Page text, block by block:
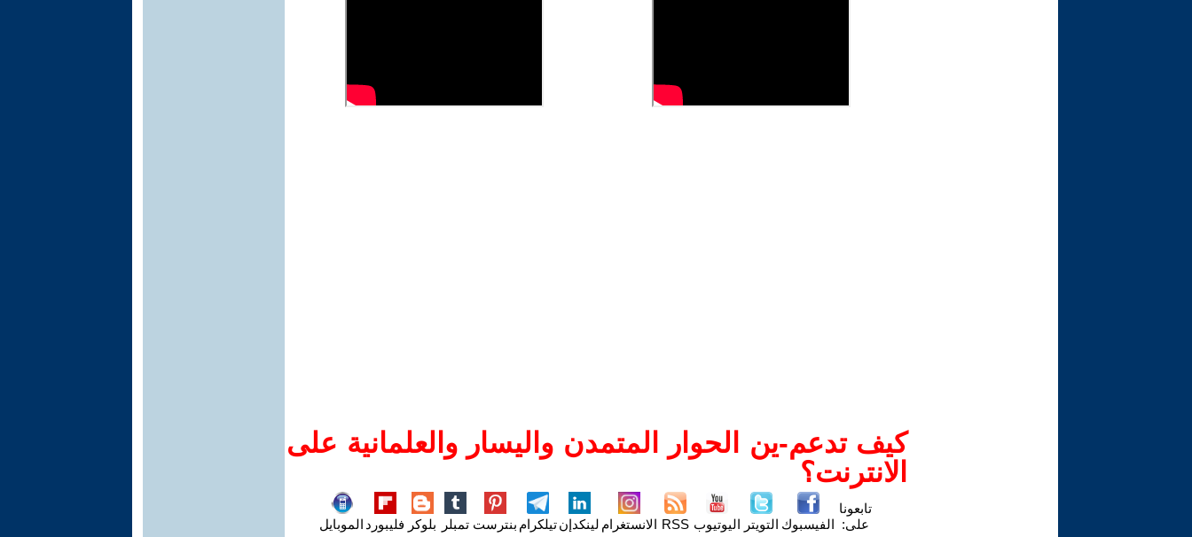
كيف تدعم-ين الحوار المتمدن واليسار والعلمانية على
الانترنت؟
تابعونا
على: الفيسبوك التويتر اليوتيوب RSS الانستغرام لينكدإنتيلكرام بنترست تمبلر بلوكر فليبورد الموبايل